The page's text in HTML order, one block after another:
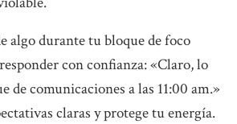
algo durante tu bloque de foco
con confianza: «Claro, lo
de comunicaciones a las 11:00 am.»
claras y protege tu energía.